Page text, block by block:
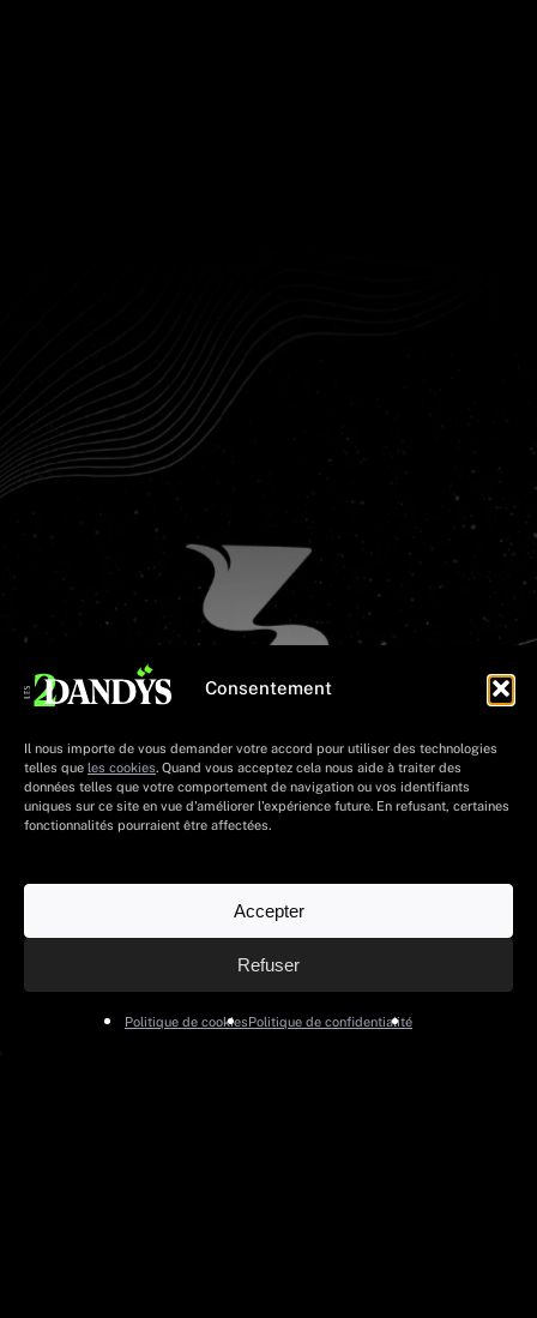
Consentement
Il nous importe de vous demander votre accord pour utiliser des technologies
telles que les cookies. Quand vous acceptez cela nous aide à traiter des
données telles que votre comportement de navigation ou vos identifiants
uniques sur ce site en vue d'améliorer l'expérience future. En refusant, certaines
fonctionnalités pourraient être affectées.
Accepter
Refuser
Politique de cookiesPolitique de confidentialité